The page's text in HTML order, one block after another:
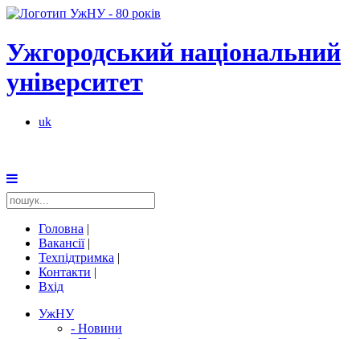
Ужгородський національний
університет
uk
Головна |
Вакансії|
Техпідтримка |
Контакти |
Вхід
УжНУ
- Новини